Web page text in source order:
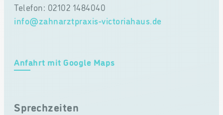
Telefon: 02102 1484040
info@zahnarztpraxis-victoriahaus.de
Anfahrt mit Google Maps
Sprechzeiten